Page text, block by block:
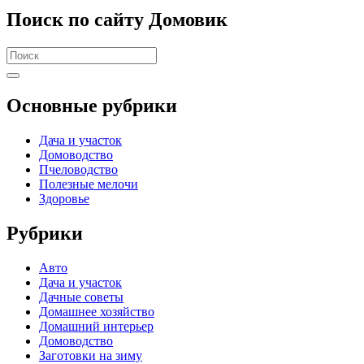
Поиск по сайту Домовик
Search
for:
Основные рубрики
Дача и участок
Домоводство
Пчеловодство
Полезные мелочи
Здоровье
Рубрики
Авто
Дача и участок
Дачные советы
Домашнее хозяйство
Домашний интерьер
Домоводство
Заготовки на зиму